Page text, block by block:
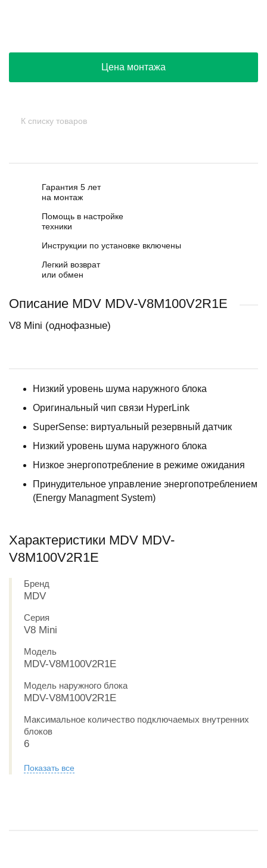
Цена монтажа
К списку товаров
Гарантия 5 лет
на монтаж
Помощь в настройке
техники
Инструкции по установке включены
Легкий возврат
или обмен
Описание MDV MDV-V8M100V2R1E
V8 Mini (однофазные)
Низкий уровень шума наружного блока
Оригинальный чип связи HyperLink
SuperSense: виртуальный резервный датчик
Низкий уровень шума наружного блока
Низкое энергопотребление в режиме ожидания
Принудительное управление энергопотреблением
(Energy Managment System)
Характеристики MDV MDV-
V8M100V2R1E
Бренд
MDV
Серия
V8 Mini
Модель
MDV-V8M100V2R1E
Модель наружного блока
MDV-V8M100V2R1E
Максимальное количество подключаемых внутренних
блоков
6
Показать все